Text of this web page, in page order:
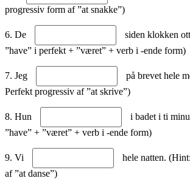
progressiv form af ”at snakke”)
6. De
siden klokken
”have” i perfekt + ”været” + verb i -ende form)
7. Jeg
på brevet hele
Perfekt progressiv af ”at skrive”)
8. Hun
i badet i ti
”have” + ”været” + verb i -ende form)
9. Vi
hele natten.
af ”at danse”)